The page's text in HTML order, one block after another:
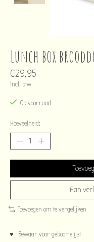
Lunch box
€29,95
Incl. btw
Op voorraad
Hoeveelheid:
Aan
Toevoegen om te vergelijken
♥ Bewaar voor geboortelijst